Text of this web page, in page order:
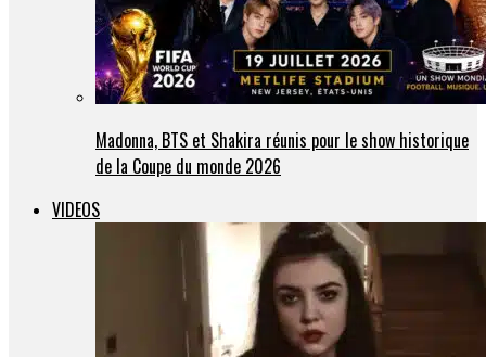
Madonna, BTS et Shakira réunis pour le show historique
de la Coupe du monde 2026
VIDEOS